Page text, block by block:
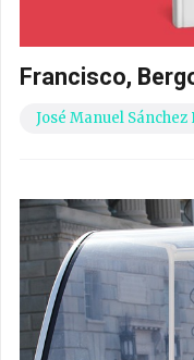
Francisco,
José Manuel Sánchez